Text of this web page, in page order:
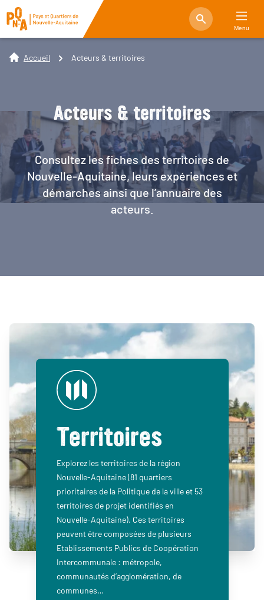
Menu
Accueil Acteurs & territoires
Acteurs & territoires
Consultez les fiches des territoires de
Nouvelle-Aquitaine, leurs expériences et
démarches ainsi que l’annuaire des
acteurs.
Territoires
Explorez les territoires de la région
Nouvelle-Aquitaine (81 quartiers
prioritaires de la Politique de la ville et 53
territoires de projet identifiés en
Nouvelle-Aquitaine). Ces territoires
peuvent être composées de plusieurs
Etablissements Publics de Coopération
Intercommunale : métropole,
communautés d’agglomération, de
communes…